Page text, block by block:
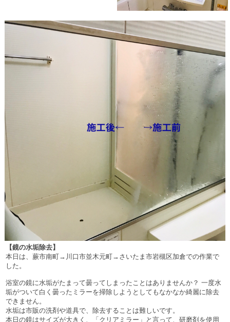
【鏡の水垢除去】
本日は、蕨市南町→ 川口市並木元町→ さいたま市岩槻区加倉での作業で
した。
浴室の鏡に水垢がたまって曇ってしまったことはありませんか？ 一度水
垢がついて白く曇ったミラーを掃除しようとしてもなかなか綺麗に除去
できません。
水垢は市販の洗剤や道具で、除去することは難しいです。
本日の鏡はサイズが大きく、「クリアミラー」と言って、研磨剤を使用